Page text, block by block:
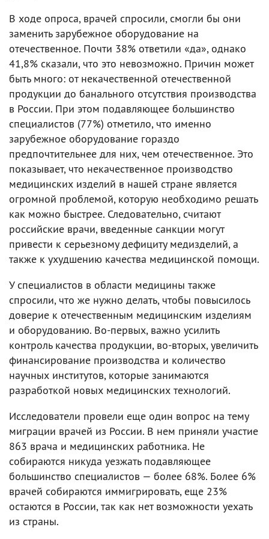
В ходе опроса, врачей спросили, смогли бы они
заменить зарубежное оборудование на
отечественное. Почти 38% ответили «да», однако
41,8% сказали, что это невозможно. Причин может
быть много: от некачественной отечественной
продукции до банального отсутствия производства
в России. При этом подавляющее большинство
специалистов (77%) отметило, что именно
зарубежное оборудование гораздо
предпочтительнее для них, чем отечественное. Это
показывает, что некачественное производство
медицинских изделий в нашей стране является
огромной проблемой, которую необходимо решать
как можно быстрее. Следовательно, считают
российские врачи, введенные санкции могут
привести к серьезному дефициту медизделий, а
также к ухудшению качества медицинской помощи.
У специалистов в области медицины также
спросили, что же нужно делать, чтобы повысилось
доверие к отечественным медицинским изделиям
и оборудованию. Во-первых, важно усилить
контроль качества продукции, во-вторых, увеличить
финансирование производства и количество
научных институтов, которые занимаются
разработкой новых медицинских технологий.
Исследователи провели еще один вопрос на тему
миграции врачей из России. В нем приняли участие
863 врача и медицинских работника. Не
собираются никуда уезжать подавляющее
большинство специалистов — более 68%. Более 6%
врачей собираются иммигрировать, еще 23%
остаются в России, так как нет возможности уехать
из страны.